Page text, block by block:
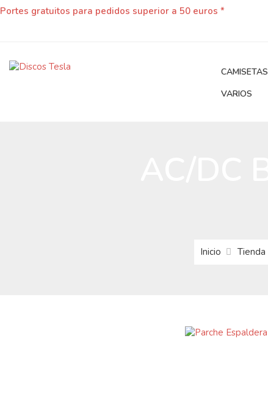
Portes gratuitos para pedidos superior a 50 euros *
CAMISETAS
VARIOS
Inicio Tienda